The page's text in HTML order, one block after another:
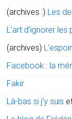
(archives :) Les
L’art d’ignorer les
(archives) L'espoir
Facebook : la
Fakir
Là-bas si j'y suis